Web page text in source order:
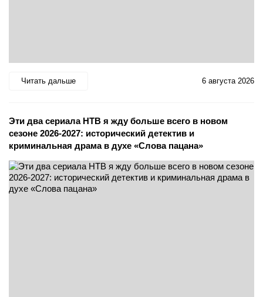
Читать дальше 6 августа 2026
Эти два сериала НТВ я жду больше всего в новом
сезоне 2026-2027: исторический детектив и
криминальная драма в духе «Слова пацана»